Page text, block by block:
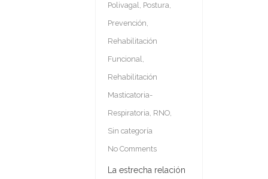
Polivagal, Postura,
Prevención,
Rehabilitación
Funcional,
Rehabilitación
Masticatoria-
Respiratoria, RNO,
Sin categoría
No Comments
La estrecha relación